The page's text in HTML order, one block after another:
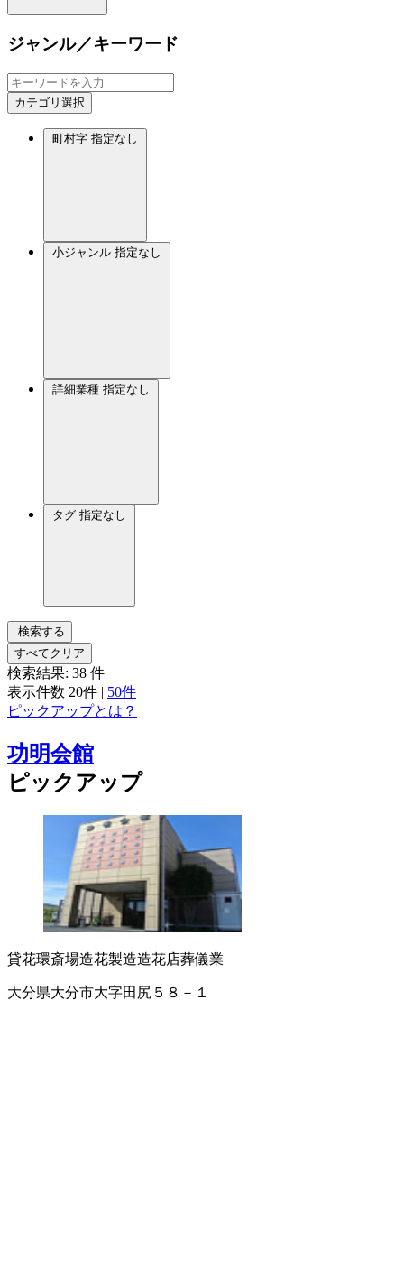
ジャンル／キーワード
カテゴリ選択
町村字 指定なし
小ジャンル 指定なし
詳細業種 指定なし
タグ 指定なし
検索する
すべてクリア
検索結果: 38 件
表示件数 20件 | 50件
ピックアップとは？
功明会館
ピックアップ
貸花環斎場造花製造造花店葬儀業
大分県大分市大字田尻５８－１